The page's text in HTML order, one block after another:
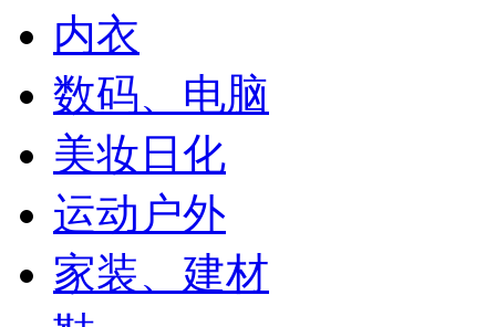
内衣
数码、电脑
美妆日化
运动户外
家装、建材